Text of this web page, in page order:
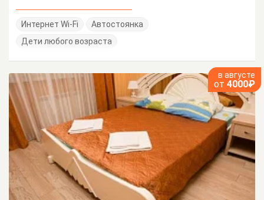
Интернет Wi-Fi
Автостоянка
Дети любого возраста
в августе
от 4000₽